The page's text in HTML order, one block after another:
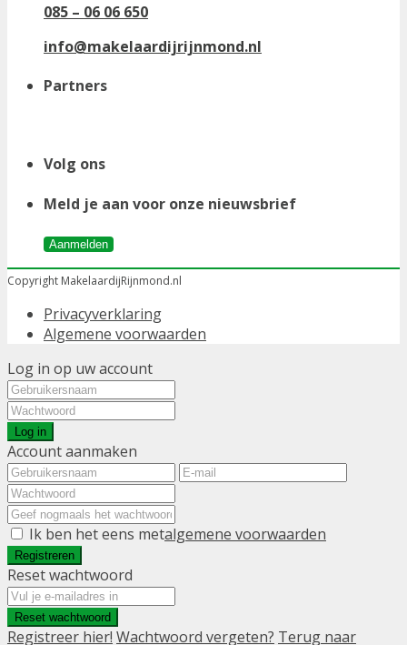
085 – 06 06 650
info@makelaardijrijnmond.nl
Partners
Volg ons
Meld je aan voor onze nieuwsbrief
Aanmelden
Copyright MakelaardijRijnmond.nl
Privacyverklaring
Algemene voorwaarden
Log in op uw account
Log in
Account aanmaken
Ik ben het eens metalgemene voorwaarden
Registreren
Reset wachtwoord
Reset wachtwoord
Registreer hier! Wachtwoord vergeten? Terug naar